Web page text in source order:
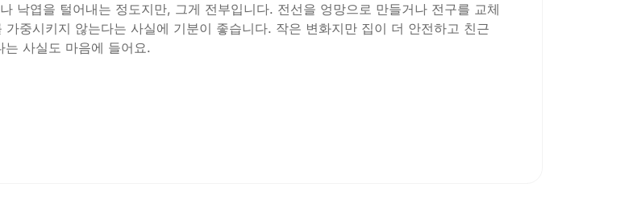
낙엽을 털어내는 정도지만, 그게 전부입니다. 전선을 엉망으로 만들거나 전구를 교체
중시키지 않는다는 사실에 기분이 좋습니다. 작은 변화지만 집이 더 안전하고 친근
사실도 마음에 들어요.
는 말은 다음과 같습니다:
. 밤에 걷고 있는 곳을 실제로 보고 싶다면 루멘을 확인하세요. 보도의 경우 일반적